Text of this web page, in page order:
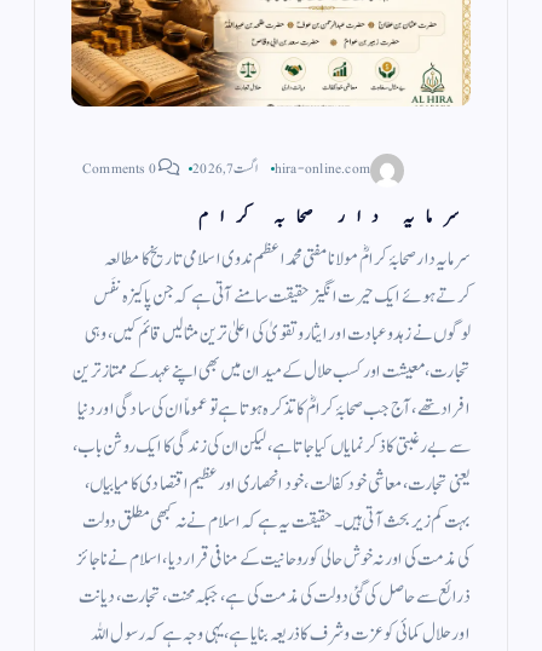
hira-online.com اگست 7, 2026 0 Comments
سرمایہ دار صحابہ کرام
سرمایہ دار صحابۂ کرامؓ مولانا مفتی محمد اعظم ندوی اسلامی تاریخ کا مطالعہ
کرتے ہوئے ایک حیرت انگیز حقیقت سامنے آتی ہے کہ جن پاکیزہ نفَس
لوگوں نے زہد وعبادت اور ایثار وتقویٰ کی اعلیٰ ترین مثالیں قائم کیں، وہی
تجارت، معیشت اور کسب حلال کے میدان میں بھی اپنے عہد کے ممتاز ترین
افراد تھے، آج جب صحابۂ کرامؓ کا تذکرہ ہوتا ہے تو عموماً ان کی سادگی اور دنیا
سے بے رغبتی کا ذکر نمایاں کیا جاتا ہے، لیکن ان کی زندگی کا ایک روشن باب،
یعنی تجارت، معاشی خود کفالت، خود انحصاری اور عظیم اقتصادی کامیابیاں،
بہت کم زیر بحث آتی ہیں۔ حقیقت یہ ہے کہ اسلام نے نہ کبھی مطلق دولت
کی مذمت کی اور نہ خوش حالی کو روحانیت کے منافی قرار دیا، اسلام نے ناجائز
ذرائع سے حاصل کی گئی دولت کی مذمت کی ہے، جبکہ محنت، تجارت، دیانت
اور حلال کمائی کو عزت وشرف کا ذریعہ بنایا ہے، یہی وجہ ہے کہ رسول اللہ